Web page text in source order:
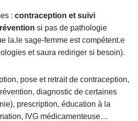
: contraception et suivi
si pas de pathologie
la.le sage-femme est compétent.e
et saura rediriger si besoin).
pose et retrait de contraception,
, diagnostic de certaines
prescription, éducation à la
, IVG médicamenteuse…